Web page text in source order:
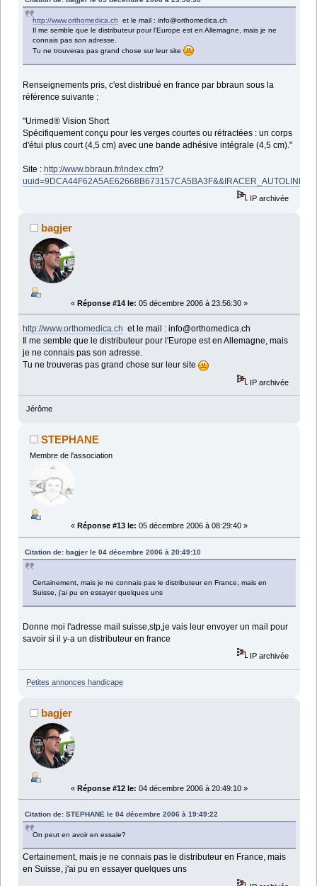
http://www.orthomedica.ch
et le mail : info@orthomedica.ch
Il me semble que le distributeur pour l'Europe est en Allemagne, mais je ne
connais pas son adresse.
Tu ne trouveras pas grand chose sur leur site
Renseignements pris, c'est distribué en france par bbraun sous la
référence suivante :
"Urimed® Vision Short
Spécifiquement conçu pour les verges courtes ou rétractées : un corps
d'étui plus court (4,5 cm) avec une bande adhésive intégrale (4,5 cm)."
Site : http://www.bbraun.fr/index.cfm?
uuid=9DCA44F62A5AE62668B673157CA5BA3F&&IRACER_AUTOLINK&&
IP archivée
bagjer
« Réponse #14 le: 05 décembre 2006 à 23:56:30 »
http://www.orthomedica.ch et le mail : info@orthomedica.ch
Il me semble que le distributeur pour l'Europe est en Allemagne, mais
je ne connais pas son adresse.
Tu ne trouveras pas grand chose sur leur site
IP archivée
Jérôme
STEPHANE
Membre de l'association
« Réponse #13 le: 05 décembre 2006 à 08:29:40 »
Citation de: bagjer le 04 décembre 2006 à 20:49:10
Certainement, mais je ne connais pas le distributeur en France, mais en
Suisse, j'ai pu en essayer quelques uns
Donne moi l'adresse mail suisse,stp,je vais leur envoyer un mail pour
savoir si il y-a un distributeur en france
IP archivée
Petites annonces handicape
bagjer
« Réponse #12 le: 04 décembre 2006 à 20:49:10 »
Citation de: STEPHANE le 04 décembre 2006 à 19:49:22
On peut en avoir en essaie?
Certainement, mais je ne connais pas le distributeur en France, mais
en Suisse, j'ai pu en essayer quelques uns